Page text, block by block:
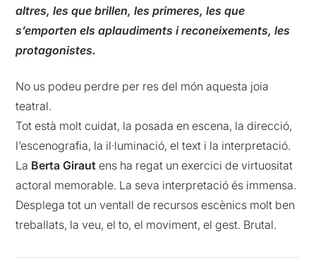
altres, les que brillen, les primeres, les que
s’emporten els aplaudiments i reconeixements, les
protagonistes.
No us podeu perdre per res del món aquesta joia
teatral.
Tot està molt cuidat, la posada en escena, la direcció,
l’escenografia, la il·luminació, el text i la interpretació.
La Berta Giraut ens ha regat un exercici de virtuositat
actoral memorable. La seva interpretació és immensa.
Desplega tot un ventall de recursos escènics molt ben
treballats, la veu, el to, el moviment, el gest. Brutal.